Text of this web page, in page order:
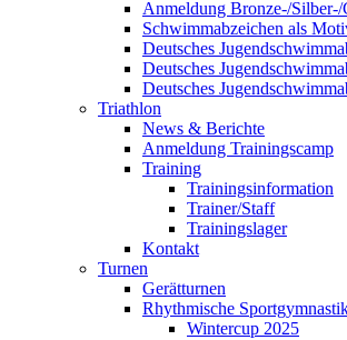
Anmeldung Bronze-/Silber-/
Schwimmabzeichen als
Deutsches
Deutsches
Deutsches
Triathlon
News & Berichte
Anmeldung Trainingscamp
Training
Trainingsinformation
Trainer/Staff
Trainingslager
Kontakt
Turnen
Gerätturnen
Rhythmische
Wintercup 2025